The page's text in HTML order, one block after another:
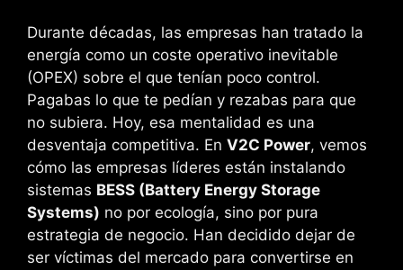
Durante décadas, las empresas han tratado la
energía como un coste operativo inevitable
(OPEX) sobre el que tenían poco control.
Pagabas lo que te pedían y rezabas para que
no subiera. Hoy, esa mentalidad es una
desventaja competitiva. En V2C Power, vemos
cómo las empresas líderes están instalando
sistemas BESS (Battery Energy Storage
Systems) no por ecología, sino por pura
estrategia de negocio. Han decidido dejar de
ser víctimas del mercado para convertirse en